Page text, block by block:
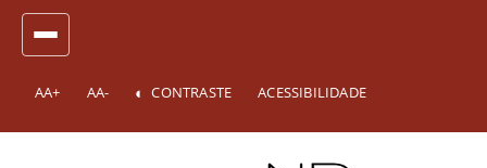
AA+ AA- CONTRASTE ACESSIBILIDADE